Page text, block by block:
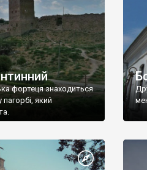
фортеця знаходиться
який